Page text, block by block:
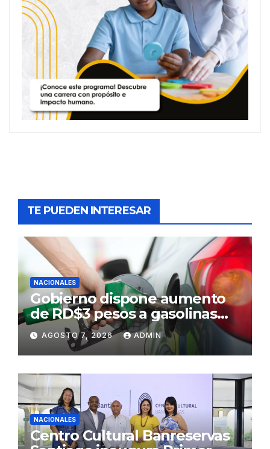
TE PUEDEN INTERESAR
NACIONALES
Gobierno dispone aumento
de RD$3 pesos a gasolinas
premium y regular
AGOSTO 7, 2026 ADMIN
NACIONALES
Centro Cultural Banreservas